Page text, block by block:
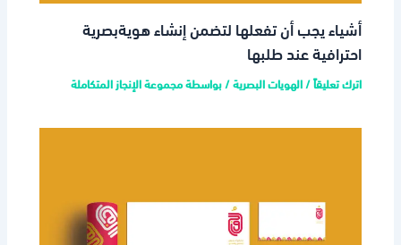
أشياء يجب أن تفعلها لتضمن إنشاء هويةبصرية
احترافية عند طلبها
اترك تعليقاً/الهويات البصرية/ بواسطةمجموعة الإنجاز المتكاملة